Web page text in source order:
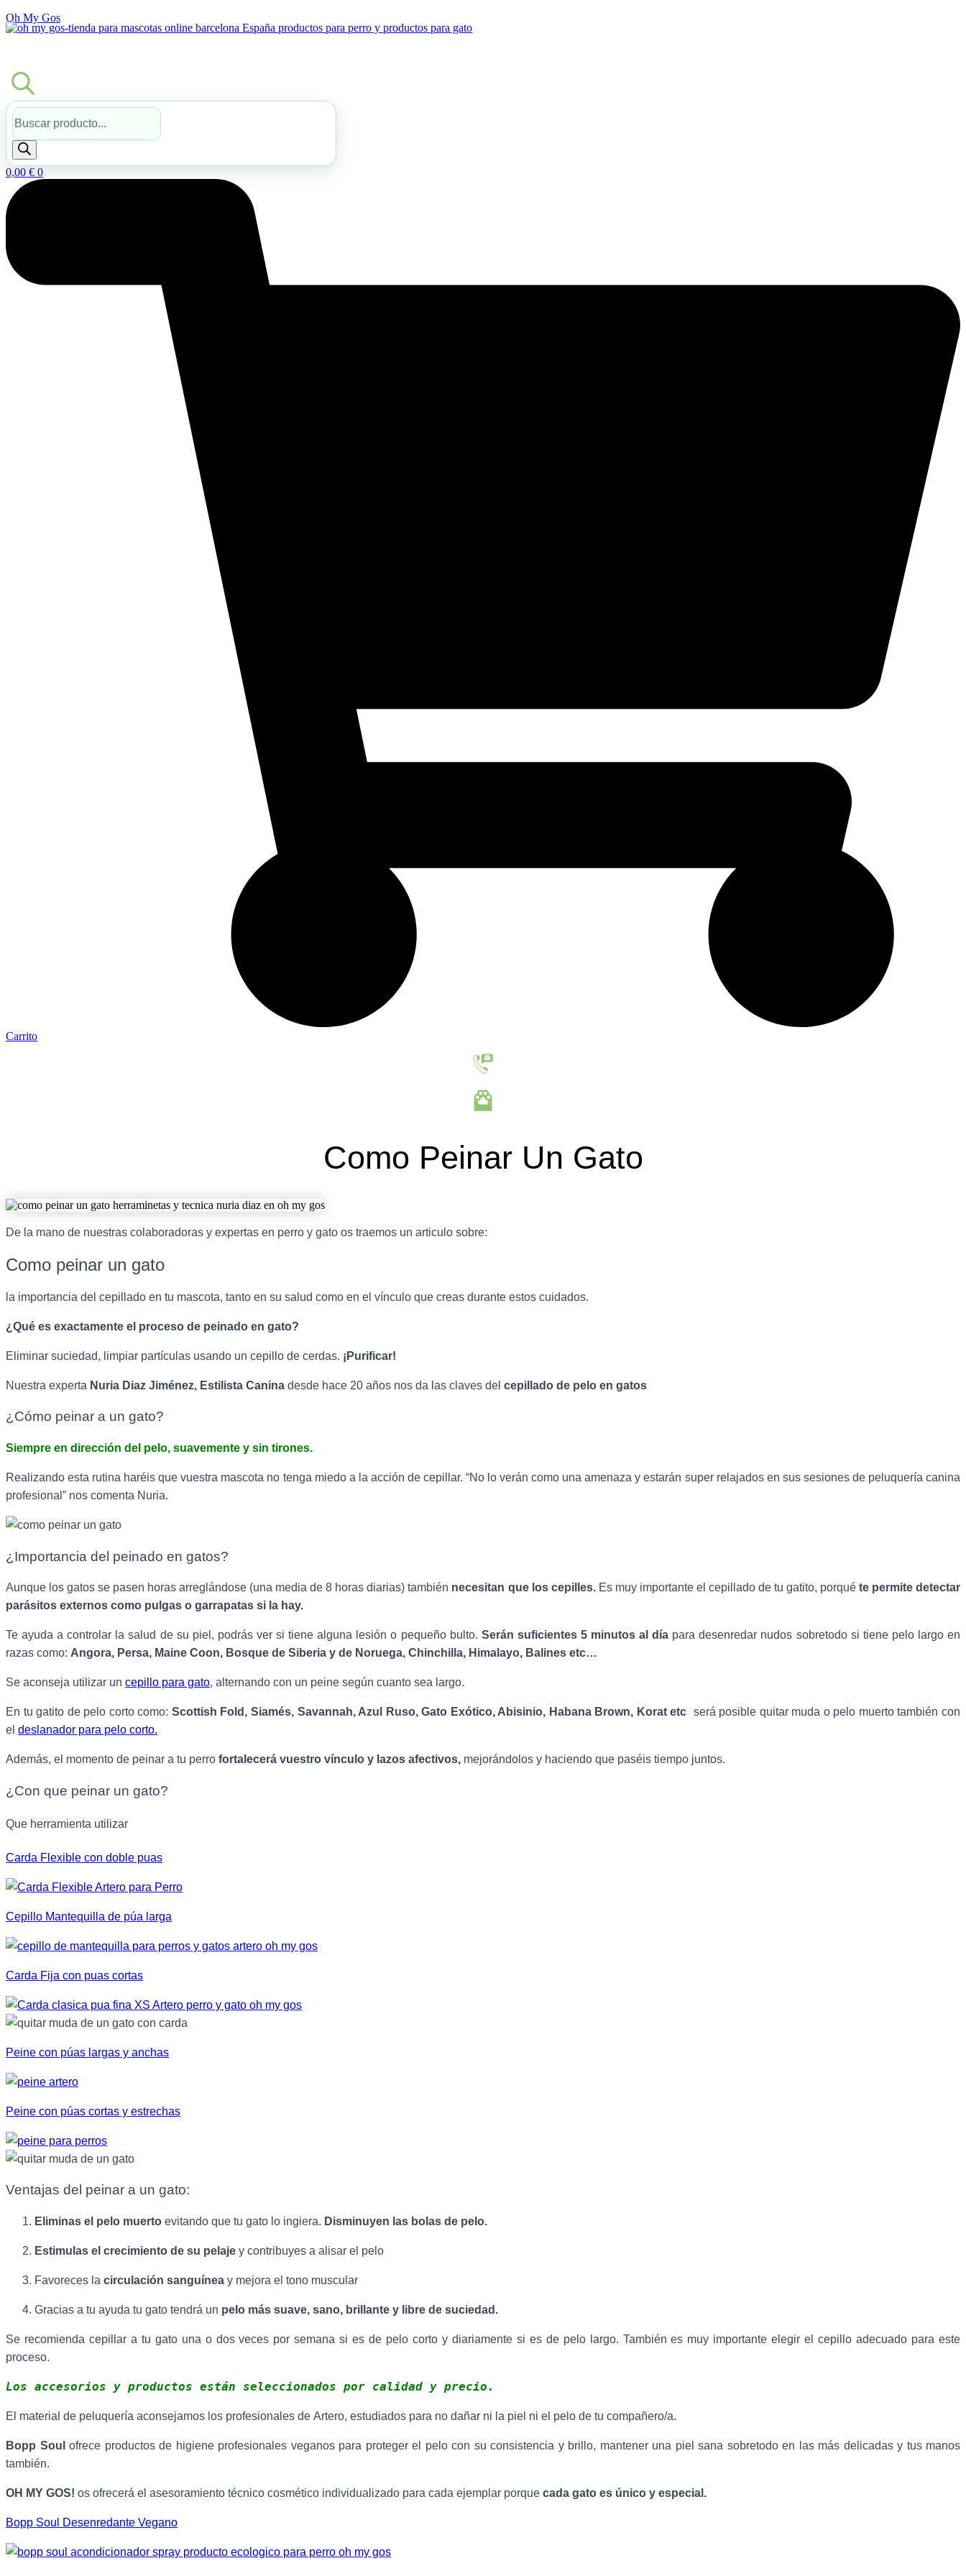
Oh My Gos
Búsqueda
de
productos
0,00 € 0
Carrito
Como Peinar Un Gato
De la mano de nuestras colaboradoras y expertas en perro y gato os traemos un articulo sobre:
Como peinar un gato
la importancia del cepillado en tu mascota, tanto en su salud como en el vínculo que creas durante estos cuidados.
¿Qué es exactamente el proceso de peinado en gato?
Eliminar suciedad, limpiar partículas usando un cepillo de cerdas. ¡Purificar!
Nuestra experta Nuria Diaz Jiménez, Estilista Canina desde hace 20 años nos da las claves del cepillado de pelo en gatos
¿Cómo peinar a un gato?
Siempre en dirección del pelo, suavemente y sin tirones.
Realizando esta rutina haréis que vuestra mascota no tenga miedo a la acción de cepillar. “No lo verán como una amenaza y estarán super relajados en sus sesiones de peluquería canina
profesional” nos comenta Nuria.
¿Importancia del peinado en gatos?
Aunque los gatos se pasen horas arreglándose (una media de 8 horas diarias) también necesitan que los cepilles.Es muy importante el cepillado de tu gatito, porqué te permite detectar
parásitos externos como pulgas o garrapatas si la hay.
Te ayuda a controlar la salud de su piel, podrás ver si tiene alguna lesión o pequeño bulto. Serán suficientes 5 minutos al día para desenredar nudos sobretodo si tiene pelo largo en
razas como: Angora, Persa, Maine Coon, Bosque de Siberia y de Noruega, Chinchilla, Himalayo, Balines etc…
Se aconseja utilizar un cepillo para gato, alternando con un peine según cuanto sea largo.
En tu gatito de pelo corto como: Scottish Fold, Siamés, Savannah, Azul Ruso, Gato Exótico, Abisinio, Habana Brown, Korat etc será posible quitar muda o pelo muerto también con
el deslanador para pelo corto.
Además, el momento de peinar a tu perro fortalecerá vuestro vínculo y lazos afectivos, mejorándolos y haciendo que paséis tiempo juntos.
¿Con que peinar un gato?
Que herramienta utilizar
Carda Flexible con doble puas
Cepillo Mantequilla de púa larga
Carda Fija con puas cortas
Peine con púas largas y anchas
Peine con púas cortas y estrechas
Ventajas del peinar a un gato:
Eliminas el pelo muerto evitando que tu gato lo ingiera. Disminuyen las bolas de pelo.
Estimulas el crecimiento de su pelaje y contribuyes a alisar el pelo
Favoreces la circulación sanguínea y mejora el tono muscular
Gracias a tu ayuda tu gato tendrá un pelo más suave, sano, brillante y libre de suciedad.
Se recomienda cepillar a tu gato una o dos veces por semana si es de pelo corto y diariamente si es de pelo largo. También es muy importante elegir el cepillo adecuado para este
proceso.
Los accesorios y productos están seleccionados por calidad y precio.
El material de peluquería aconsejamos los profesionales de Artero, estudiados para no dañar ni la piel ni el pelo de tu compañero/a.
Bopp Soul ofrece productos de higiene profesionales veganos para proteger el pelo con su consistencia y brillo, mantener una piel sana sobretodo en las más delicadas y tus manos
también.
OH MY GOS! os ofrecerá el asesoramiento técnico cosmético individualizado para cada ejemplar porque cada gato es único y especial.
Bopp Soul Desenredante Vegano